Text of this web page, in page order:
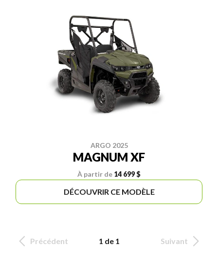
ARGO 2025
MAGNUM XF
À partir de 14 699 $
DÉCOUVRIR CE MODÈLE
Précédent 1 de 1 Suivant